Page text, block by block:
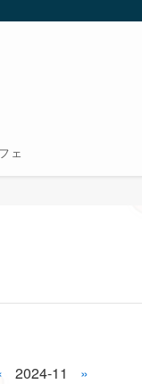
ェ
2024-11 »